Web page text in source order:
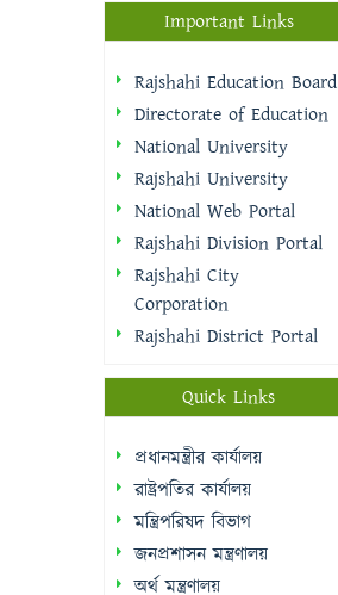
Important Links
Rajshahi Education Board
Directorate of Education
National University
Rajshahi University
National Web Portal
Rajshahi Division Portal
Rajshahi City
Corporation
Rajshahi District Portal
Quick Links
প্রধানমন্ত্রীর কার্যালয়
রাষ্ট্রপতির কার্যালয়
মন্ত্রিপরিষদ বিভাগ
জনপ্রশাসন মন্ত্রণালয়
অর্থ মন্ত্রণালয়